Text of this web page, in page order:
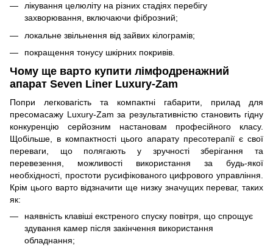
лікування целюліту на різних стадіях перебігу
захворювання, включаючи фіброзний;
локальне звільнення від зайвих кілограмів;
покращення тонусу шкірних покривів.
Чому ще варто купити лімфодренажний
апарат Seven Liner Luxury-Zam
Попри легковагість та компактні габарити, прилад для
пресомасажу Luxury-Zam за результативністю становить гідну
конкуренцію серйозним настановам професійного класу.
Щобільше, в компактності цього апарату пресотерапії є свої
переваги, що полягають у зручності зберігання та
перевезення, можливості використання за будь-якої
необхідності, простоти русифікованого цифрового управління.
Крім цього варто відзначити ще низку значущих переваг, таких
як:
наявність клавіші екстреного спуску повітря, що спрощує
здування камер після закінчення використання
обладнання;